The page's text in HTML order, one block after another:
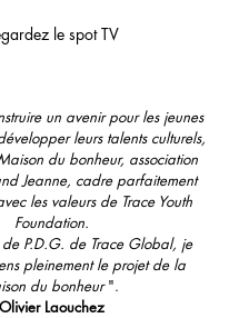
le spot TV
un avenir pour les jeunes
leurs talents culturels,
du bonheur, association
Jeanne, cadre parfaitement
les valeurs de Trace Youth
Foundation.
P.D.G. de Trace Global, je
pleinement le projet de la
du bonheur".
Olivier Laouchez